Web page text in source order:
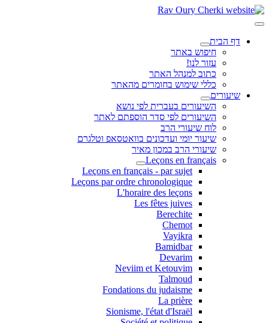
דף הבית
חיפוש באתר
עזור לנו!
כתוב למנהל האתר
כללי שימוש בחומרים מהאתר
שיעורים
השיעורים בעברית לפי נושא
השיעורים לפי סדר הוספתם לאתר
לוח שיעורי הרב
שיעור יומי ועדכונים בוואטסאפ וטלגרם
שיעורי הרב במכון מאיר
Leçons en français
Leçons en français - par sujet
Leçons par ordre chronologique
L'horaire des leçons
Les fêtes juives
Berechite
Chemot
Vayikra
Bamidbar
Devarim
Neviim et Ketouvim
Talmoud
Fondations du judaisme
La prière
Sionisme, l'état d'Israël